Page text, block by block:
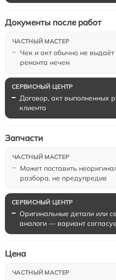
Чек и акт обычно не
ремонта нечем
Документы после работ
Договор, акт выполненных
клиента
Может поставить
разбора, не предупредив
Запчасти
Оригинальные детали или
аналоги — вариант
Цена